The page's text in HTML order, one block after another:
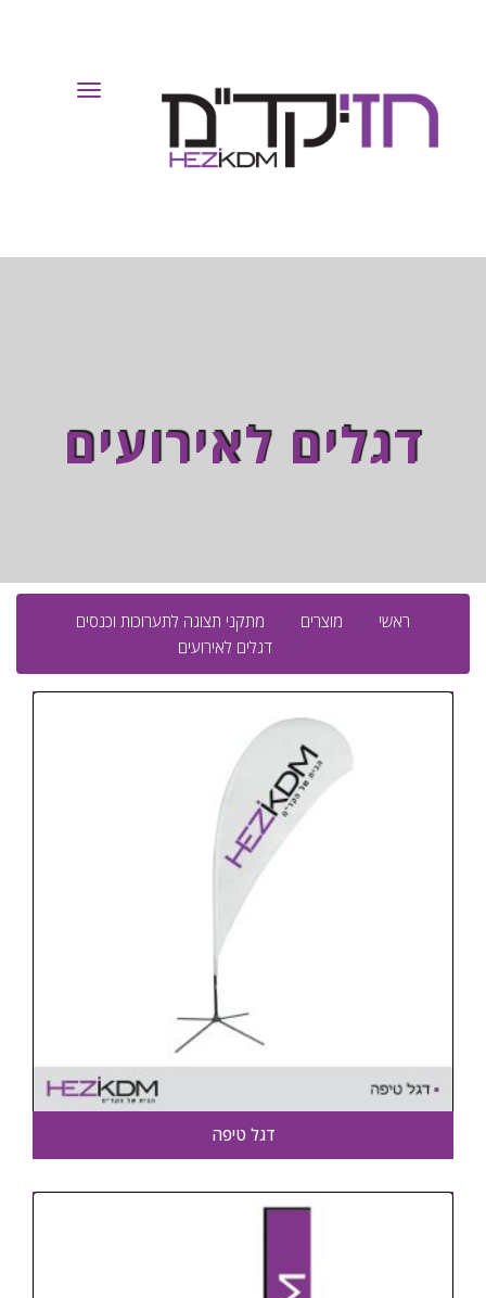
Toggle
דגלים לאירועים
ראשי מוצרים
מתקני תצוגה לתערוכות וכנסים
דגלים לאירועים
דגל טיפה